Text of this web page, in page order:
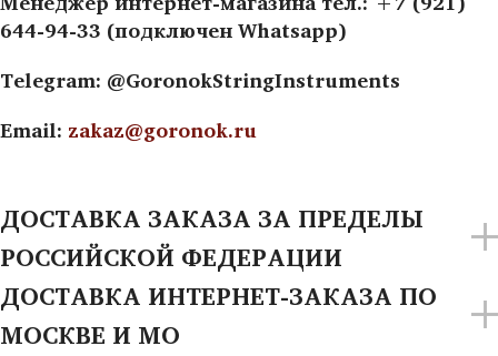
644-94-33 (подключен Whatsapp)
Telegram: @GoronokStringInstruments
Email: zakaz@goronok.ru
ДОСТАВКА ЗАКАЗА ЗА ПРЕДЕЛЫ
РОССИЙСКОЙ ФЕДЕРАЦИИ
ДОСТАВКА ИНТЕРНЕТ-ЗАКАЗА ПО
МОСКВЕ И МО